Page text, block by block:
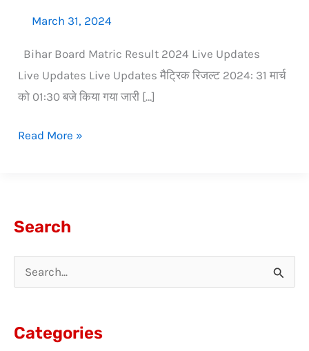
March 31, 2024
Bihar Board Matric Result 2024 Live Updates
Live Updates Live Updates मैट्रिक रिजल्ट 2024: 31 मार्च
को 01:30 बजे किया गया जारी […]
Read More »
Search
Categories